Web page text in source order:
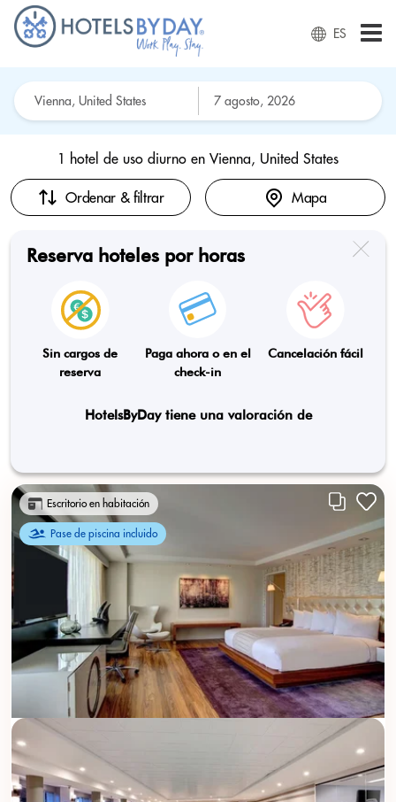
ES
1 hotel de uso diurno en Vienna, United States
Ordenar & filtrar Mapa
Reserva hoteles por horas
Sin cargos de
reserva
Paga ahora o en el
check-in
Cancelación fácil
HotelsByDay tiene una valoración de
Escritorio en habitación
Pase de piscina incluido